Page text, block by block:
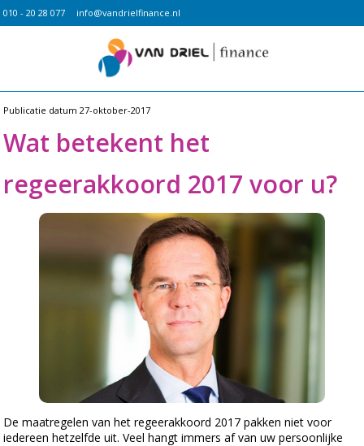
010 - 20 28 077 info@vandrielfinance.nl
Publicatie datum 27-oktober-2017
Wat betekent het
regeerakkoord 2017 voor u?
De maatregelen van het regeerakkoord 2017 pakken niet voor
iedereen hetzelfde uit. Veel hangt immers af van uw persoonlijke